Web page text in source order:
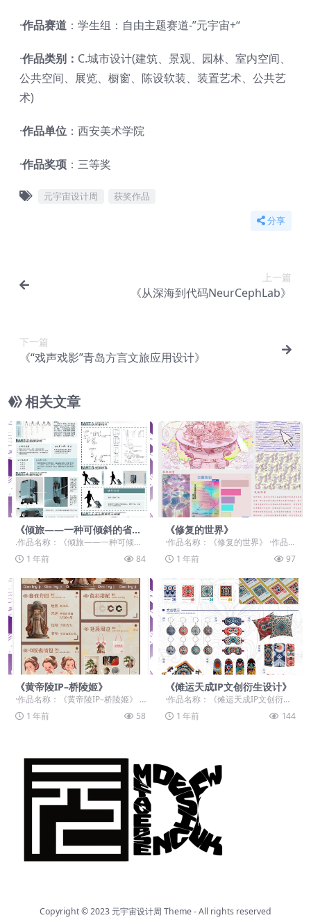
·作品赛道 ：学生组：自由主题赛道-”元宇宙+“
·作品类别： C.城市设计(建筑、景观、园林、室内空间、
公共空间、展览、橱窗、陈设软装、装置艺术、公共艺
术)
·作品单位 ：西安美术学院
·作品奖项 ：三等奖
元宇宙设计周 获奖作品
分享
上一篇
《从深海到代码NeurCephLab》
下一篇
《“戏声戏影”青岛方言文旅应用设计》
相关文章
《倾旅——一种可倾斜的省力
行李箱》
.作品名称：《倾旅——一种可倾斜
的省力行李箱》 .作品赛道：学生
组：自由主题赛道...
1 年前 84
《修复的世界》
·作品名称：《修复的世界》 ·作品
赛道：学生组：自由主题赛道-”元宇
宙+“ ·作...
1 年前 97
《黄帝陵IP–桥陵姬》
·作品名称：《黄帝陵IP–桥陵姬》 ·
作品赛道：学生组：命题赛道-”...
1 年前 58
《傩运天成IP文创衍生设计》
·作品名称：《傩运天成IP文创衍生
设计》 ·作品赛道：学生组：自由主
题赛道-”元...
1 年前 144
Copyright © 2023 元宇宙设计周 Theme- All rights reserved